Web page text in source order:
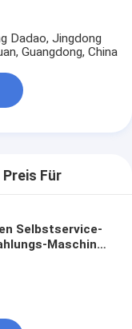
Dadao, Jingdong
Guangdong, China
Preis Für
Selbstservice-
Maschine